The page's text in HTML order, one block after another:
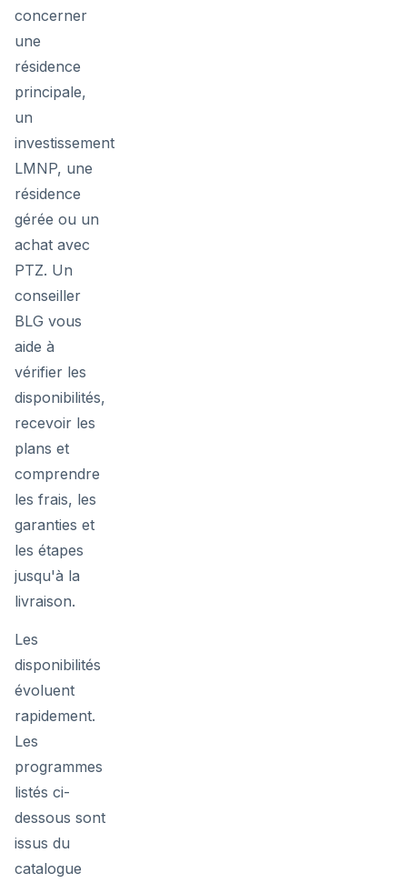
concerner
une
résidence
principale,
un
investissement
LMNP, une
résidence
gérée ou un
achat avec
PTZ. Un
conseiller
BLG vous
aide à
vérifier les
disponibilités,
recevoir les
plans et
comprendre
les frais, les
garanties et
les étapes
jusqu'à la
livraison.
Les
disponibilités
évoluent
rapidement.
Les
programmes
listés ci-
dessous sont
issus du
catalogue